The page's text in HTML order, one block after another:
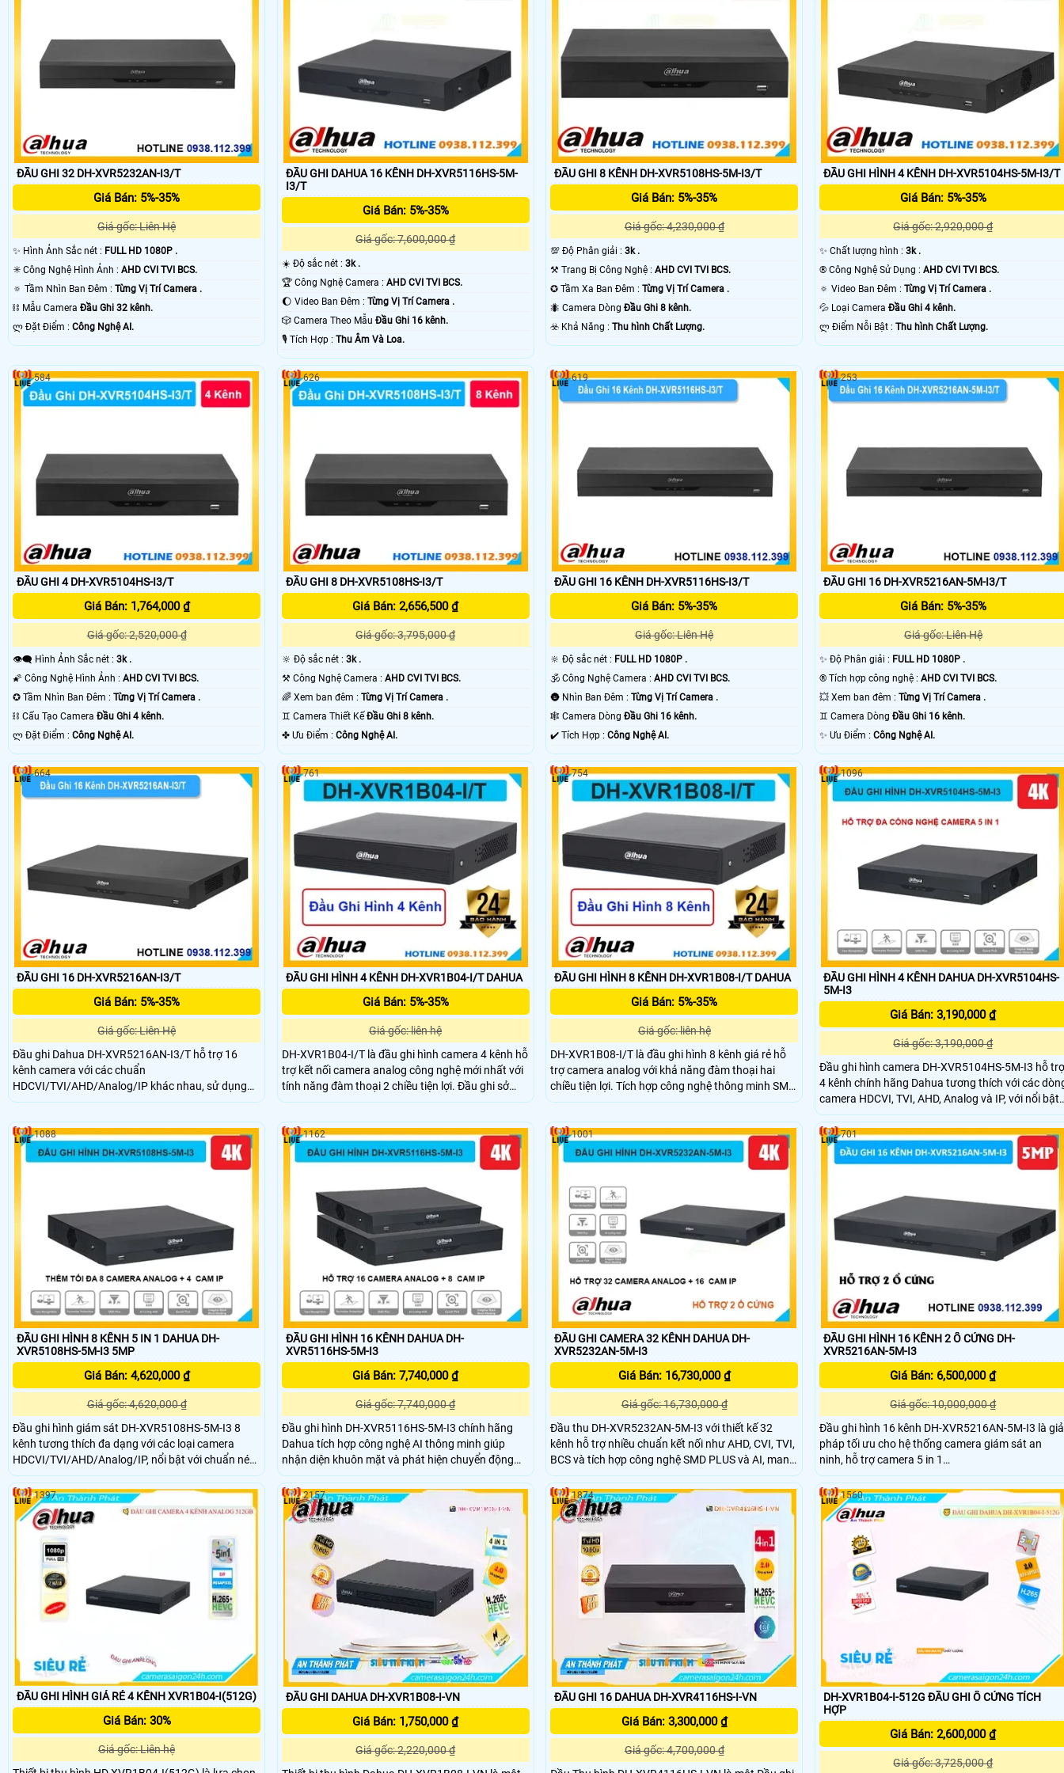
'
ĐẦU GHI 32 DH-XVR5232AN-I3/T
Giá Bán: 5%-35%
Giá gốc: Liên Hệ
✨ Hình Ảnh Sắc nét : FULL HD 1080P .
✳️ Công Nghệ Hình Ảnh : AHD CVI TVI BCS.
🔅 Tầm Nhìn Ban Đêm : Từng Vị Trí Camera .
⛓ Mẫu Camera Đầu Ghi 32 kênh.
️ლ Đặt Điểm : Công Nghệ AI.
ĐẦU GHI DAHUA 16 KÊNH DH-XVR5116HS-5M-
I3/T
Giá Bán: 5%-35%
Giá gốc: 7,600,000 ₫
☀️ Độ sắc nét : 3k .
🏆 Công Nghệ Camera : AHD CVI TVI BCS.
🌔 Video Ban Đêm : Từng Vị Trí Camera .
🎲 Camera Theo Mẫu Đầu Ghi 16 kênh.
️🎙 Tích Hợp : Thu Âm Và Loa.
ĐẦU GHI 8 KÊNH DH-XVR5108HS-5M-I3/T
Giá Bán: 5%-35%
Giá gốc: 4,230,000 ₫
💯 Độ Phân giải :3k .
⚒ Trang Bị Công Nghệ :AHD CVI TVI BCS.
✪ Tầm Xa Ban Đêm :Từng Vị Trí Camera .
🐜 Camera DòngĐầu Ghi 8 kênh.
️☣️ Khả Năng :Thu hình Chất Lượng.
ĐẦU GHI HÌNH 4 KÊNH DH-XVR5104HS-5M-I3/T
Giá Bán: 5%-35%
Giá gốc: 2,920,000 ₫
✨ Chất lượng hình : 3k .
®️ Công Nghệ Sử Dụng : AHD CVI TVI BCS.
🔅 Video Ban Đêm : Từng Vị Trí Camera .
💦 Loại Camera Đầu Ghi 4 kênh.
️ლ Điểm Nỗi Bật : Thu hình Chất Lượng.
ĐẦU GHI 4 DH-XVR5104HS-I3/T
Giá Bán: 1,764,000 ₫
Giá gốc: 2,520,000 ₫
👁️‍🗨 Hình Ảnh Sắc nét : 3k .
🌠 Công Nghệ Hình Ảnh : AHD CVI TVI BCS.
✪ Tầm Nhìn Ban Đêm : Từng Vị Trí Camera .
⛓ Cấu Tạo Camera Đầu Ghi 4 kênh.
️ლ Đặt Điểm : Công Nghệ AI.
584
ĐẦU GHI 8 DH-XVR5108HS-I3/T
Giá Bán: 2,656,500 ₫
Giá gốc: 3,795,000 ₫
🔆 Độ sắc nét : 3k .
⚒ Công Nghệ Camera : AHD CVI TVI BCS.
🌈 Xem ban đêm : Từng Vị Trí Camera .
♊ Camera Thiết Kế Đầu Ghi 8 kênh.
️✤ Ưu Điểm : Công Nghệ AI.
626
ĐẦU GHI 16 KÊNH DH-XVR5116HS-I3/T
Giá Bán: 5%-35%
Giá gốc: Liên Hệ
🔆 Độ sắc nét : FULL HD 1080P .
🕉️ Công Nghệ Camera :AHD CVI TVI BCS.
🌚 Nhìn Ban Đêm :Từng Vị Trí Camera .
🕸️ Camera DòngĐầu Ghi 16 kênh.
️✔️ Tích Hợp :Công Nghệ AI.
619
ĐẦU GHI 16 DH-XVR5216AN-5M-I3/T
Giá Bán: 5%-35%
Giá gốc: Liên Hệ
✨ Độ Phân giải : FULL HD 1080P .
®️ Tích hợp công nghệ : AHD CVI TVI BCS.
💥 Xem ban đêm : Từng Vị Trí Camera .
♊ Camera Dòng Đầu Ghi 16 kênh.
️✨ Ưu Điểm : Công Nghệ AI.
253
ĐẦU GHI 16 DH-XVR5216AN-I3/T
Giá Bán: 5%-35%
Giá gốc: Liên Hệ
Đầu ghi Dahua DH-XVR5216AN-I3/T hỗ trợ 16
kênh camera với các chuẩn
HDCVI/TVI/AHD/Analog/IP khác nhau, sử dụng
chuẩn nén H.265+/AI-Coding tiết kiệm dung lượng
4K/VGA Full HD, hỗ trợ AI thông minh với SMD
Plus, AcuPick, IVS và nhận diện khuôn mặt.
664
ĐẦU GHI HÌNH 4 KÊNH DH-XVR1B04-I/T DAHUA
Giá Bán: 5%-35%
Giá gốc: liên hệ
DH-XVR1B04-I/T là đầu ghi hình camera 4 kênh hỗ
trợ kết nối camera analog công nghệ mới nhất với
tính năng đàm thoại 2 chiều tiện lợi. Đầu ghi sở
hữu công nghệ thông minh SMD Plus, chuẩn nén
trợ ổ cứng lên đến 6TB và có thể mở rộng thêm 1
kênh IP, tổng cộng 5 kênh giám sát dễ dàng quản
lý giám sát tập trung.
761
ĐẦU GHI HÌNH 8 KÊNH DH-XVR1B08-I/T DAHUA
Giá Bán: 5%-35%
Giá gốc: liên hệ
DH-XVR1B08-I/T là đầu ghi hình 8 kênh giá rẻ hỗ
trợ camera analog với khả năng đàm thoại hai
chiều tiện lợi. Tích hợp công nghệ thông minh SMD
Plus và chuẩn nén AI Coding-ABR giúp tiết kiệm tối
và mở rộng thêm 2 kênh IP, tổng cộng giám sát tập
trung lên đến 10 kênh linh hoạt.
754
ĐẦU GHI HÌNH 4 KÊNH DAHUA DH-XVR5104HS-
5M-I3
Giá Bán: 3,190,000 ₫
Giá gốc: 3,190,000 ₫
Đầu ghi hình camera DH-XVR5104HS-5M-I3 hỗ trợ
4 kênh chính hãng Dahua tương thích với các
camera HDCVI, TVI, AHD, Analog và IP, với nổi bật
chuẩn nén AI-Coding chuẩn nén hình ảnh H.265+
và hỗ trợ camera IP lên đến 6MP, khả năng lưu trữ
tối ưu với 1 ổ cứng dung lượng tối đa 16TB.
1096
ĐẦU GHI HÌNH 8 KÊNH 5 IN 1 DAHUA DH-
XVR5108HS-5M-I3 5MP
Giá Bán: 4,620,000 ₫
Giá gốc: 4,620,000 ₫
Đầu ghi hình giám sát DH-XVR5108HS-5M-I3 8
kênh tương thích đa dạng với các loại camera
HDCVI/TVI/AHD/Analog/IP, nổi bật với chuẩn nén
AI-Coding và H265+ giúp tiết kiệm băng thông và
dung lượng lưu trữ. Hỗ trợ 1 ổ cứng tối đa 16TB
đáp ứng nhu cầu lưu trữ lớn giá rẻ chính hãng.
1088
ĐẦU GHI HÌNH 16 KÊNH DAHUA DH-
XVR5116HS-5M-I3
Giá Bán: 7,740,000 ₫
Giá gốc: 7,740,000 ₫
Đầu ghi hình DH-XVR5116HS-5M-I3 chính hãng
Dahua tích hợp công nghệ AI thông minh giúp
nhận diện khuôn mặt và phát hiện chuyển động
chính xác. Hỗ trợ 16 kênh độ phân giải camera lên
đến 6MP mang lại hình ảnh sắc nét và chi tiết,
được thiết kế vỏ kim loại cứng cáp nhỏ gọn, dễ
dàng lắp đặt phù hợp cho các hệ thống giám sát
an ninh chuyên nghiệp.
1162
ĐẦU GHI CAMERA 32 KÊNH DAHUA DH-
XVR5232AN-5M-I3
Giá Bán: 16,730,000 ₫
Giá gốc: 16,730,000 ₫
Đầu thu DH-XVR5232AN-5M-I3 với thiết kế 32
kênh hỗ trợ nhiều chuẩn kết nối như AHD, CVI, TVI,
BCS và tích hợp công nghệ SMD PLUS và AI, mang
đến khả năng phân tích hình ảnh thông minh. Ấn
tượng hơn với những thông số của thiết bị ghi hình
là với ánh sáng hồng ngoại và đèn LED ban đêm,
hình ảnh được ghi lại vẫn rõ nét.
1001
ĐẦU GHI HÌNH 16 KÊNH 2 Ổ CỨNG DH-
XVR5216AN-5M-I3
Giá Bán: 6,500,000 ₫
Giá gốc: 10,000,000 ₫
Đầu ghi hình 16 kênh DH-XVR5216AN-5M-I3 là
pháp tối ưu cho hệ thống camera giám sát an
ninh, hỗ trợ camera 5 in 1
HDCVI/TVI/AHD/Analog/IP với độ phân giải lên
đến 5MP. Mang đến điểm nổi bật như 2 ổ cứng tối
đa 16TB, hỗ trợ AI thông minh như QuickPick 2.0,
phát hiện thay đổi cảnh, bảo vệ vành đai, nhận
diện khuôn mặt và SMD Plus đáp ứng nhu cầu tốt
cho người dùng
701
ĐẦU GHI HÌNH GIÁ RẺ 4 KÊNH XVR1B04-I(512G)
Giá Bán: 30%
Giá gốc: Liên hệ
1397
ĐẦU GHI DAHUA DH-XVR1B08-I-VN
Giá Bán: 1,750,000 ₫
Giá gốc: 2,220,000 ₫
2157
ĐẦU GHI 16 DAHUA DH-XVR4116HS-I-VN
Giá Bán: 3,300,000 ₫
Giá gốc: 4,700,000 ₫
1874
DH-XVR1B04-I-512G ĐẦU GHI Ổ CỨNG TÍCH
HỢP
Giá Bán: 2,600,000 ₫
Giá gốc: 3,725,000 ₫
1560